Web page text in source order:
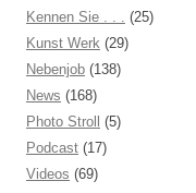
Kennen Sie . . . (25)
Kunst Werk (29)
Nebenjob (138)
News (168)
Photo Stroll
(5)
Podcast (17)
Videos (69)